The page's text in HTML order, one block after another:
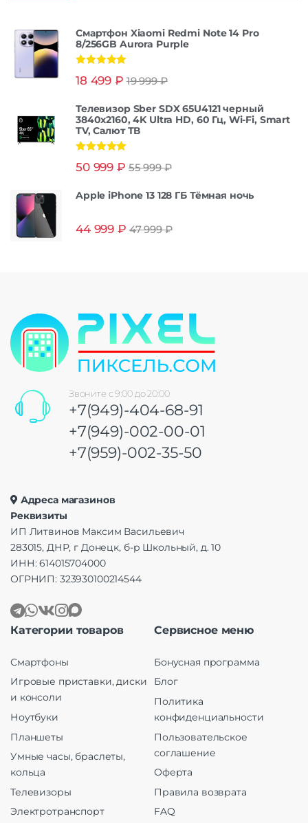
Смартфон Xiaomi Redmi Note 14 Pro
8/256GB Aurora Purple
из 5
18 499 ₽ 19 999₽
Телевизор Sber SDX 65U4121 черный
3840x2160, 4K Ultra HD, 60 Гц, Wi-Fi, Smart
TV, Салют ТВ
из 5
50 999 ₽ 55 999₽
Apple iPhone 13 128 ГБ Тёмная ночь
44 999 ₽ 47 999₽
Звоните с 9:00 до 20:00
+7(949)-404-68-91
+7(949)-002-00-01
+7(959)-002-35-50
Адреса магазинов
Реквизиты
ИП Литвинов Максим Васильевич
283015, ДНР, г Донецк, б-р Школьный, д. 10
ИНН: 614015704000
ОГРНИП: 323930100214544
Категории товаров
Смартфоны
Игровые приставки, диски
и консоли
Ноутбуки
Планшеты
Умные часы, браслеты,
кольца
Телевизоры
Электротранспорт
Сервисное меню
Бонусная программа
Блог
Политика
конфиденциальности
Пользовательское
соглашение
Оферта
Правила возврата
FAQ